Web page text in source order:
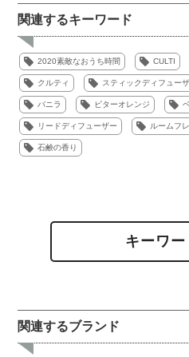
関連するキーワード
2020素敵なおうち時間 CULTI
クルティ スティックディフュー
バニラ ビターオレンジ
リードディフューザー ルームフ
石鹸の香り
キーワ
関連するブランド